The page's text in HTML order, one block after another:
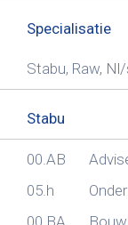
Specialisatie
Stabu, Raw,
Stabu
00.AB
05.h
00.BA